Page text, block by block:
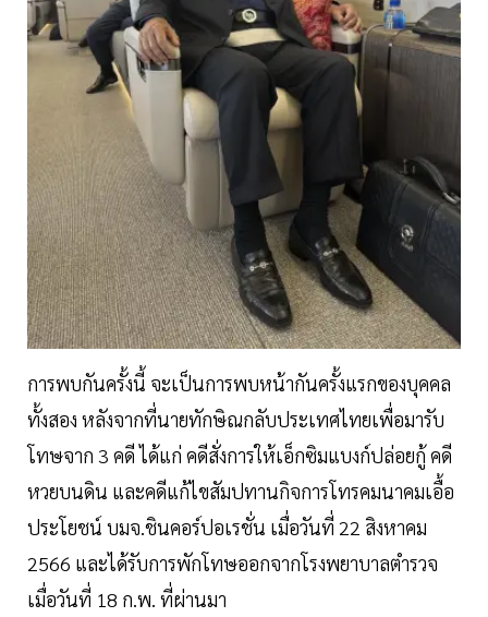
การพบกันครั้งนี้ จะเป็นการพบหน้ากันครั้งแรกของบุคคล
ทั้งสอง หลังจากที่นายทักษิณกลับประเทศไทยเพื่อมารับ
โทษจาก 3 คดี ได้แก่ คดีสั่งการให้เอ็กซิมแบงก์ปล่อยกู้ คดี
หวยบนดิน และคดีแก้ไขสัมปทานกิจการโทรคมนาคมเอื้อ
ประโยชน์ บมจ.ชินคอร์ปอเรชั่น เมื่อวันที่ 22 สิงหาคม
2566 และได้รับการพักโทษออกจากโรงพยาบาลตำรวจ
เมื่อวันที่ 18 ก.พ. ที่ผ่านมา